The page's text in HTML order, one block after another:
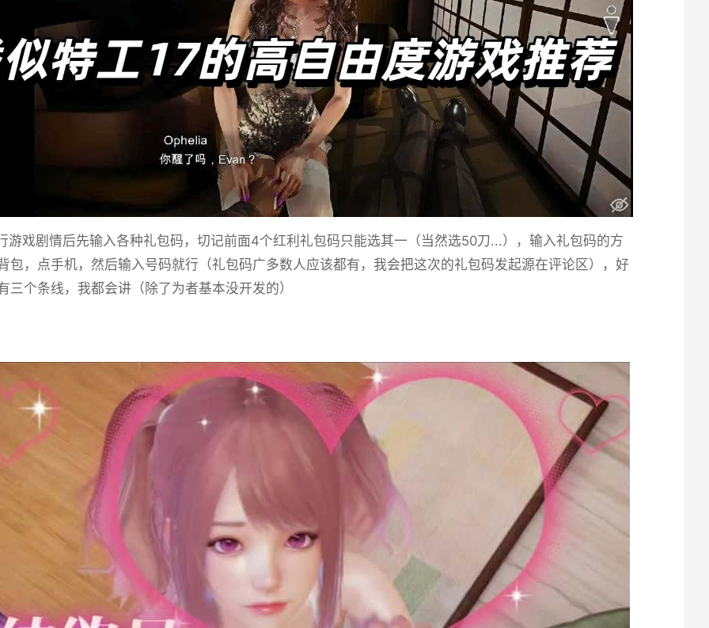
戏剧情后先输入各种礼包码，切记前面4个红利礼包码只能选其一（当然选50刀...），输入礼包码的方
包，点手机，然后输入号码就行（礼包码广多数人应该都有，我会把这次的礼包码发起源在评论区），好
三个条线，我都会讲（除了为者基本没开发的）